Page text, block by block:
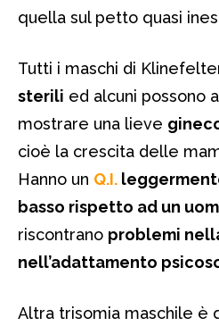
quella sul petto quasi
Tutti i maschi di
sterili ed alcuni possono
mostrare una lieve
cioè la crescita delle
Hanno un Q.I.
basso rispetto ad un
riscontrano problemi
nell’adattamento
Altra trisomia maschile è